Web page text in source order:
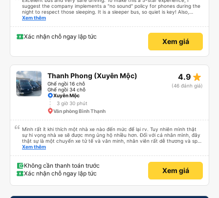
suggest the company implements a "no sound" policy for phones during the
night to respect those sleeping. It is a sleeper bus, so quiet is key! Also,
please display the Wi-Fi password clearly inside the cabin for convenience. I
quy định rõ ràng về việc giữ im lặng (tắt âm thanh điện thoại) vào ban đêm
để tránh làm phiền hành khách khác ngủ. Ngoài ra, nhà xe nên dán sẵn mật
khẩu Wi-Fi trong xe để hành khách dễ dàng sử dụng. Tôi vẫn sẽ tiếp tục ủng
Xem thêm
Xác nhận chỗ ngay lập tức
Xem giá
Thanh Phong (Xuyên Mộc)
Ghế ngồi 16 chỗ
Ghế ngồi 34 chỗ
4.9 star_rate
(46 đánh giá)
Xuyên Mộc
3 giờ 30 phút
Văn phòng Bình Thạnh
Mình rất ít khi thích một nhà xe nào đến mức để lại rv. Tuy nhiên mình thật
sự hi vọng nhà xe sẽ được mng ủng hộ nhiều hơn. Đối với cá nhân mình, đây
thật sự là một chuyến xe tử tế và văn minh, nhân viên rất dễ thương và sp
nhiệt tình, chăm sóc tốt và thậm chí có ưu đãi cho hssv, chuyến xe tết sv
Xem thêm
Không cần thanh toán trước
Xác nhận chỗ ngay lập tức
Xem giá